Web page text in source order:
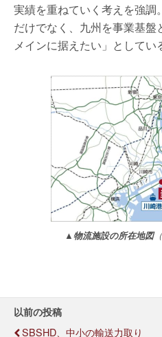
実績を重ねていく考えを強調
だけでなく、九州を事業基
メインに据えたい」としてい
▲物流施設の所在地図
以前の投稿
SBSHD、中小の輸送力取り